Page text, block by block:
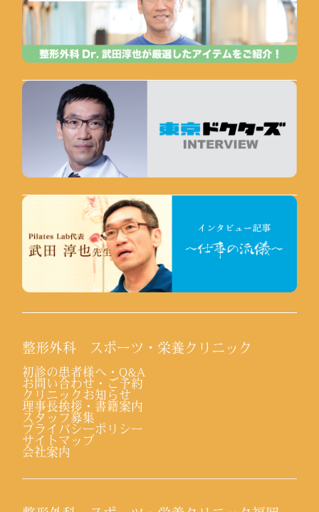
整形外科 スポーツ・栄養クリニック
初診の患者様へ・Q&A
お問い合わせ・ご予約
クリニックお知らせ
理事長挨拶・書籍案内
スタッフ募集
プライバシーポリシー
サイトマップ
会社案内